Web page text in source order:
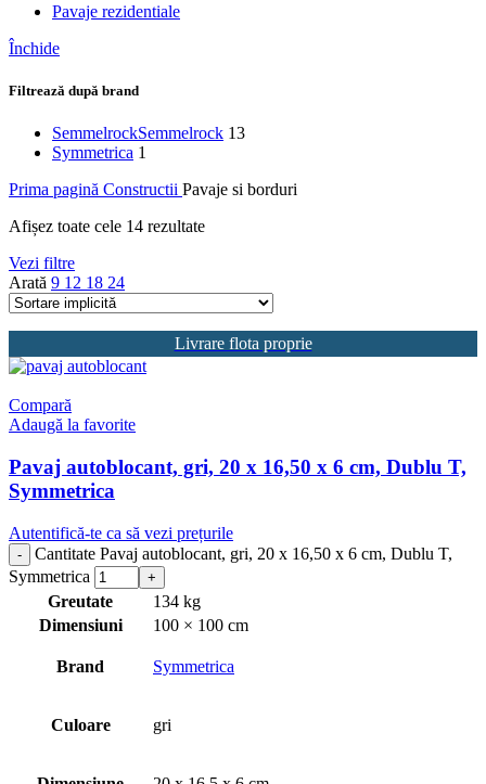
Pavaje rezidentiale
Închide
Filtrează după brand
SemmelrockSemmelrock 13
Symmetrica 1
Prima pagină Constructii Pavaje si borduri
Afișez toate cele 14 rezultate
Vezi filtre
Arată 9 12 18 24
Livrare flota proprie
Compară
Adaugă la favorite
Pavaj autoblocant, gri, 20 x 16,50 x 6 cm, Dublu T,
Symmetrica
Autentifică-te ca să vezi prețurile
Cantitate Pavaj autoblocant, gri, 20 x 16,50 x 6 cm, Dublu T,
Symmetrica
Greutate
134 kg
Dimensiuni
100 × 100 cm
Brand Symmetrica
Culoare gri